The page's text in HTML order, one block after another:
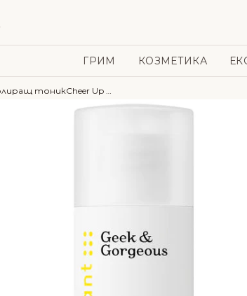
ГРИМ КОЗМЕТИКА
Ексфолиращ тоникCheer Up с 5% Манделова Киселина + 1% Салицилова Киселина – Geek & Gorgeous